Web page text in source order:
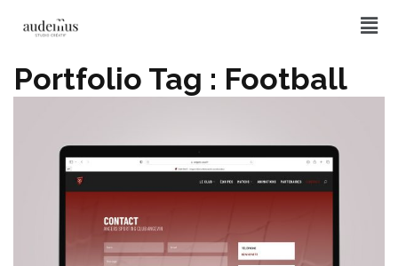
Portfolio Tag : Football